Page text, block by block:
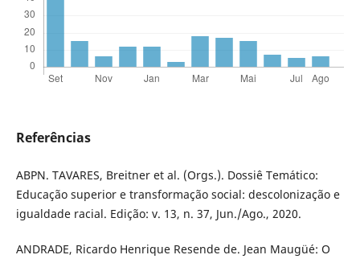
Referências
ABPN. TAVARES, Breitner et al. (Orgs.). Dossiê Temático:
Educação superior e transformação social: descolonização e
igualdade racial. Edição: v. 13, n. 37, Jun./Ago., 2020.
ANDRADE, Ricardo Henrique Resende de. Jean Maugüé: O